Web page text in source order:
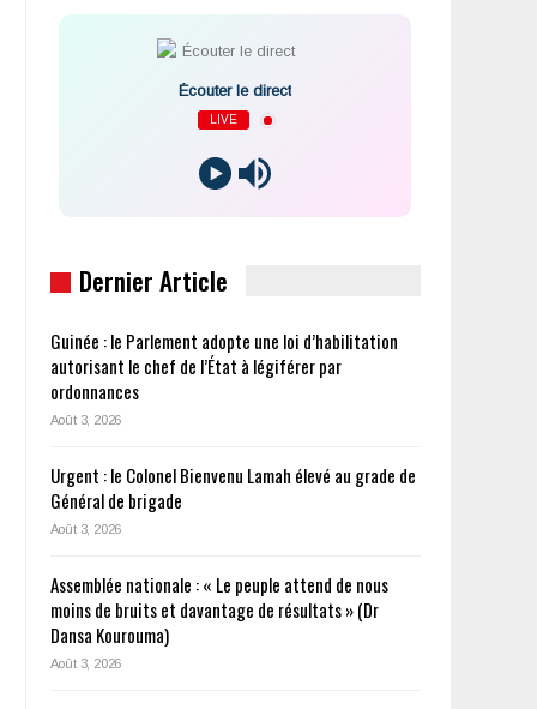
Écouter le direct
LIVE
Dernier Article
Guinée : le Parlement adopte une loi d’habilitation
autorisant le chef de l’État à légiférer par
ordonnances
Août 3, 2026
Urgent : le Colonel Bienvenu Lamah élevé au grade de
Général de brigade
Août 3, 2026
Assemblée nationale : « Le peuple attend de nous
moins de bruits et davantage de résultats » (Dr
Dansa Kourouma)
Août 3, 2026